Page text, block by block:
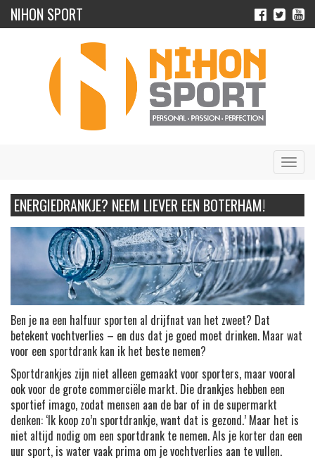
NIHON SPORT
ENERGIEDRANKJE? NEEM LIEVER EEN BOTERHAM!
Ben je na een halfuur sporten al drijfnat van het zweet? Dat
betekent vochtverlies – en dus dat je goed moet drinken. Maar wat
voor een sportdrank kan ik het beste nemen?
Sportdrankjes zijn niet alleen gemaakt voor sporters, maar vooral
ook voor de grote commerciële markt. Die drankjes hebben een
sportief imago, zodat mensen aan de bar of in de supermarkt
denken: ‘Ik koop zo’n sportdrankje, want dat is gezond.’ Maar het is
niet altijd nodig om een sportdrank te nemen. Als je korter dan een
uur sport, is water vaak prima om je vochtverlies aan te vullen.